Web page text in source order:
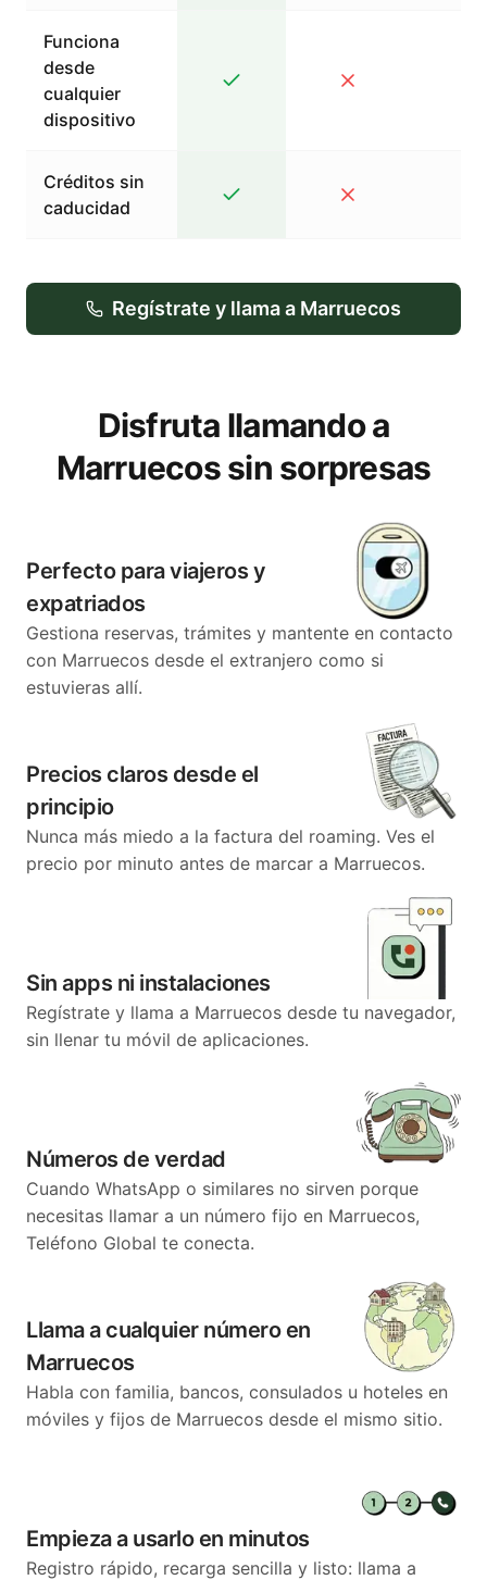
Funciona
desde
cualquier
dispositivo
Créditos sin
caducidad
Regístrate y llama a Marruecos
Disfruta llamando a
Marruecos sin sorpresas
Perfecto para viajeros y
expatriados
Gestiona reservas, trámites y mantente en contacto
con Marruecos desde el extranjero como si
estuvieras allí.
Precios claros desde el
principio
Nunca más miedo a la factura del roaming. Ves el
precio por minuto antes de marcar a Marruecos.
Sin apps ni instalaciones
Regístrate y llama a Marruecos desde tu navegador,
sin llenar tu móvil de aplicaciones.
Números de verdad
Cuando WhatsApp o similares no sirven porque
necesitas llamar a un número fijo en Marruecos,
Teléfono Global te conecta.
Llama a cualquier número en
Marruecos
Habla con familia, bancos, consulados u hoteles en
móviles y fijos de Marruecos desde el mismo sitio.
Empieza a usarlo en minutos
Registro rápido, recarga sencilla y listo: llama a